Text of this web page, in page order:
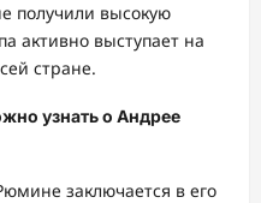
получили высокую
активно выступает на
стране.
узнать о Андрее
заключается в его